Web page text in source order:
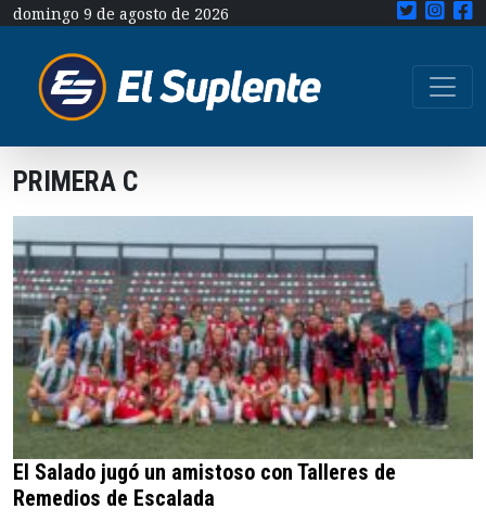
domingo 9 de agosto de 2026
PRIMERA C
El Salado jugó un amistoso con Talleres de
Remedios de Escalada